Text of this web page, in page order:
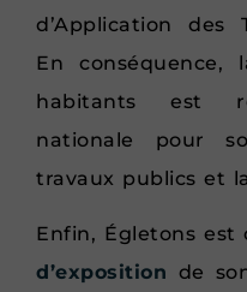
d’Application des
En
habitants est
nationale pour
travaux publics et
Enfin, Égletons
d’exposition de